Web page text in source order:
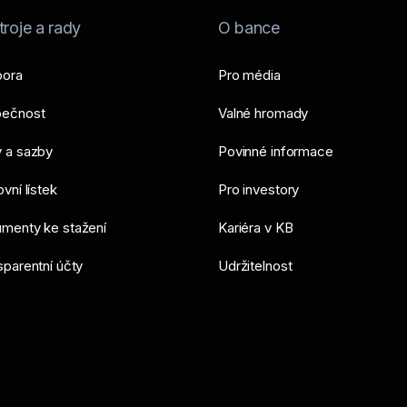
a rady
a sazby
lístek
ke stažení
účty
O bance
Pro média
Valné hromady
Povinné informace
Pro investory
Kariéra v KB
Udržitelnost